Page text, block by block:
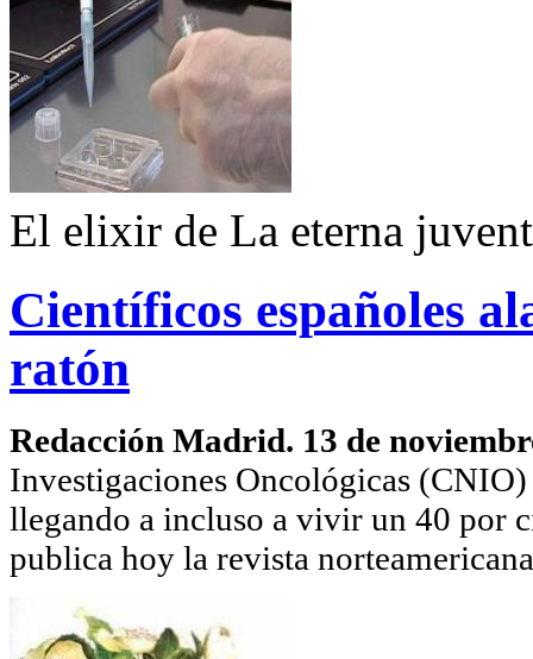
El elixir de La eterna
Científicos españoles
ratón
Redacción Madrid. 13 de
Investigaciones Oncológicas
llegando a incluso a vivir un 40 por
publica hoy la revista